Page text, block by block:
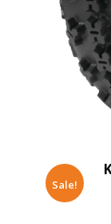
Sale!